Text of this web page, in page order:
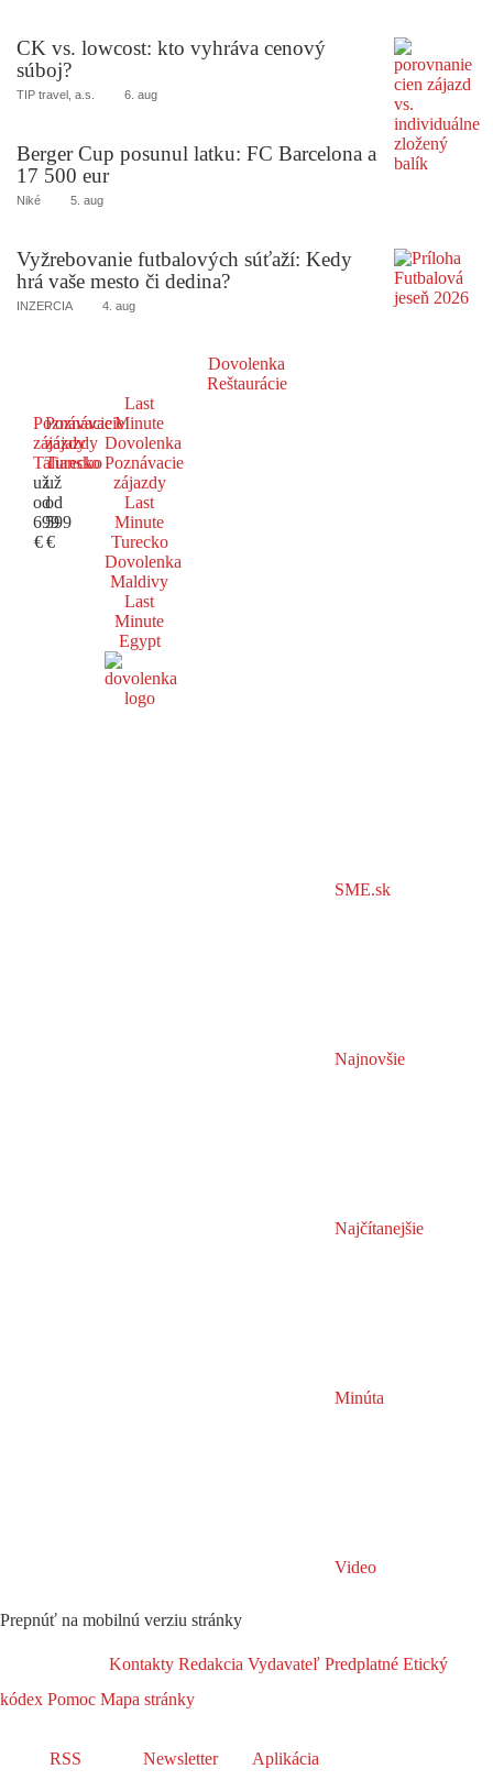
CK vs. lowcost: kto vyhráva cenový
súboj?
TIP travel, a.s. 6. aug
Berger Cup posunul latku: FC Barcelona a
17 500 eur
Niké 5. aug
Vyžrebovanie futbalových súťaží: Kedy
hrá vaše mesto či dedina?
INZERCIA 4. aug
Dovolenka
Reštaurácie
Poznávacie
zájazdy
Taliansko
už
od
699
€
Poznávacie
zájazdy
Turecko
už
od
599
€
Last
Minute
Dovolenka
Poznávacie
zájazdy
Last
Minute
Turecko
Dovolenka
Maldivy
Last
Minute
Egypt
SME.sk
Najnovšie
Najčítanejšie
Minúta
Video
Prepnúť na mobilnú verziu stránky
Kontakty Redakcia Vydavateľ Predplatné Etický
kódex Pomoc Mapa stránky
RSS Newsletter Aplikácia